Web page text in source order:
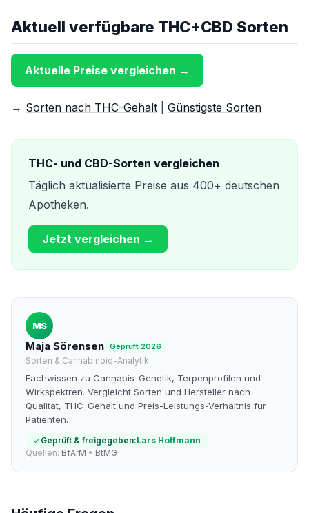
Aktuell verfügbare THC+CBD Sorten
Aktuelle Preise vergleichen →
→ Sorten nach THC-Gehalt Günstigste Sorten
THC- und CBD-Sorten vergleichen
Täglich aktualisierte Preise aus 400+ deutschen
Apotheken.
Jetzt vergleichen →
MS
Maja Sörensen Geprüft 2026
Sorten & Cannabinoid-Analytik
Fachwissen zu Cannabis-Genetik, Terpenprofilen und
Wirkspektren. Vergleicht Sorten und Hersteller nach
Qualität, THC-Gehalt und Preis-Leistungs-Verhältnis für
Patienten.
Geprüft & freigegeben:Lars Hoffmann
Quellen: BfArM • BtMG